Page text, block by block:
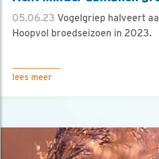
05.06.23 Vogelgriep halveert
Hoopvol broedseizoen in 2023.
lees meer